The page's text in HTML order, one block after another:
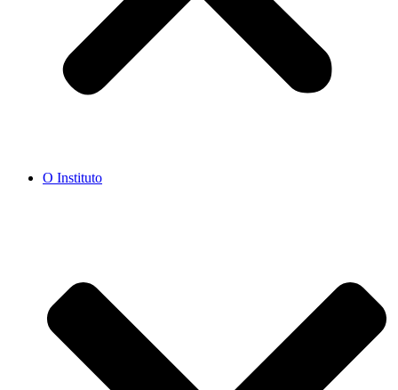
O Instituto